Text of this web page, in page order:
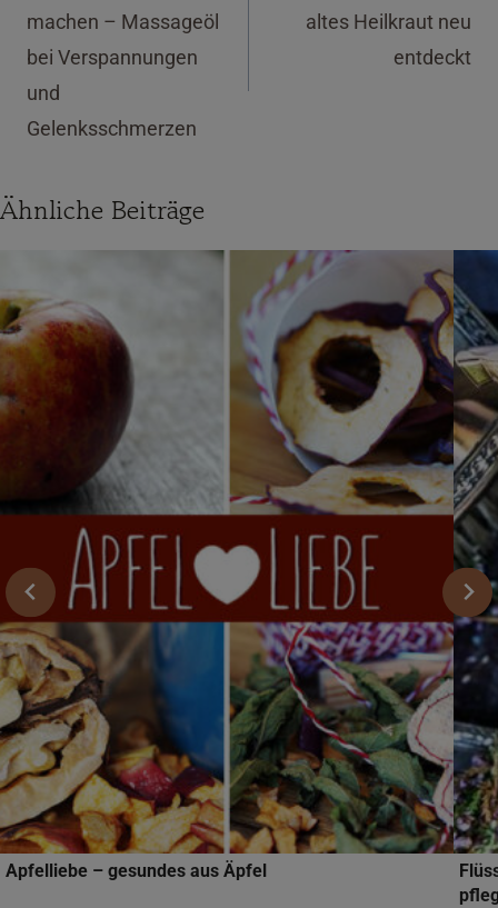
machen – Massageöl
bei Verspannungen
und
Gelenksschmerzen
altes Heilkraut neu
entdeckt
Ähnliche Beiträge
Apfelliebe – gesundes aus Äpfel